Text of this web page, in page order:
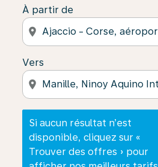
À partir de
location_on
Vers
location_on
Si aucun résultat n’est
disponible, cliquez sur «
Trouver des offres » pour